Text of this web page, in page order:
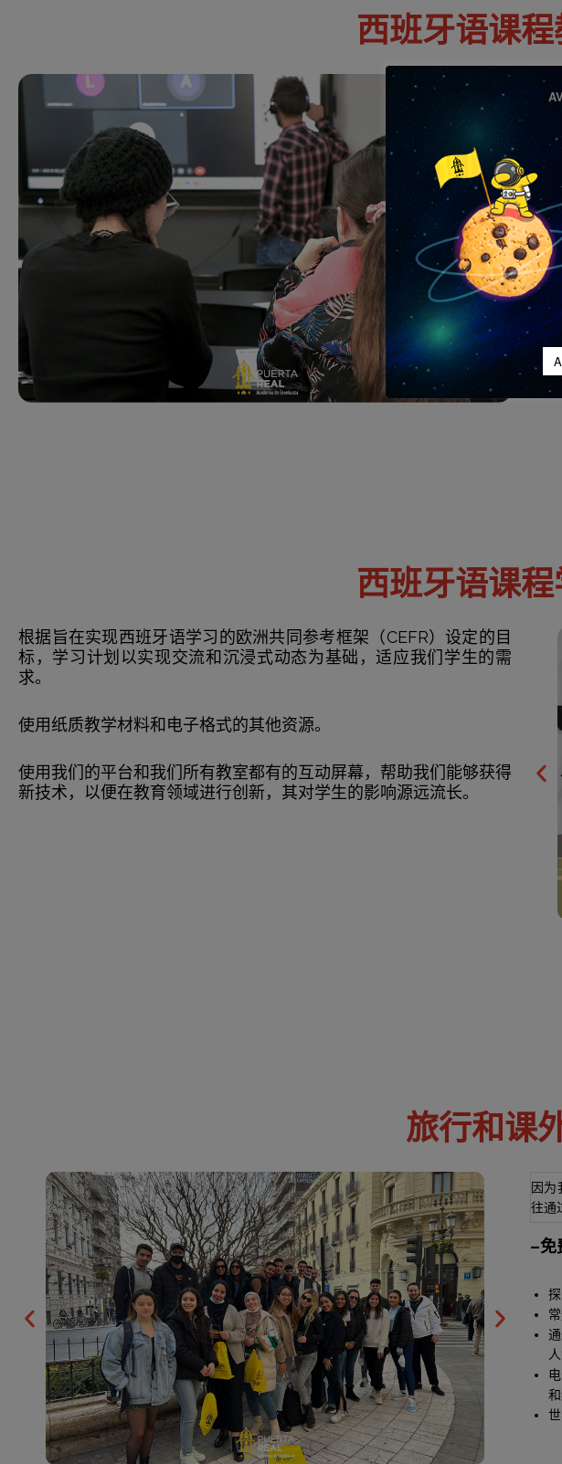
西班牙语课
在
头
史
会
们
的
西班牙语课程
根据旨在实现西班牙语学习的欧洲共同参考框架（CEFR）设定的目
标，学习计划以实现交流和沉浸式动态为基础，适应我们学生的需
求。
使用纸质教学材料和电子格式的其他资源。
使用我们的平台和我们所有教室都有的互动屏幕，帮助我们能够获得
新技术，以便在教育领域进行创新，其对学生的影响源远流长。
旅行和课
因为
往通
–免